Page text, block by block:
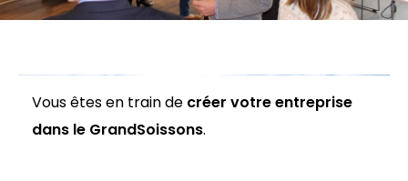
Vous êtes en train de créer votre entreprise
dans le GrandSoissons.